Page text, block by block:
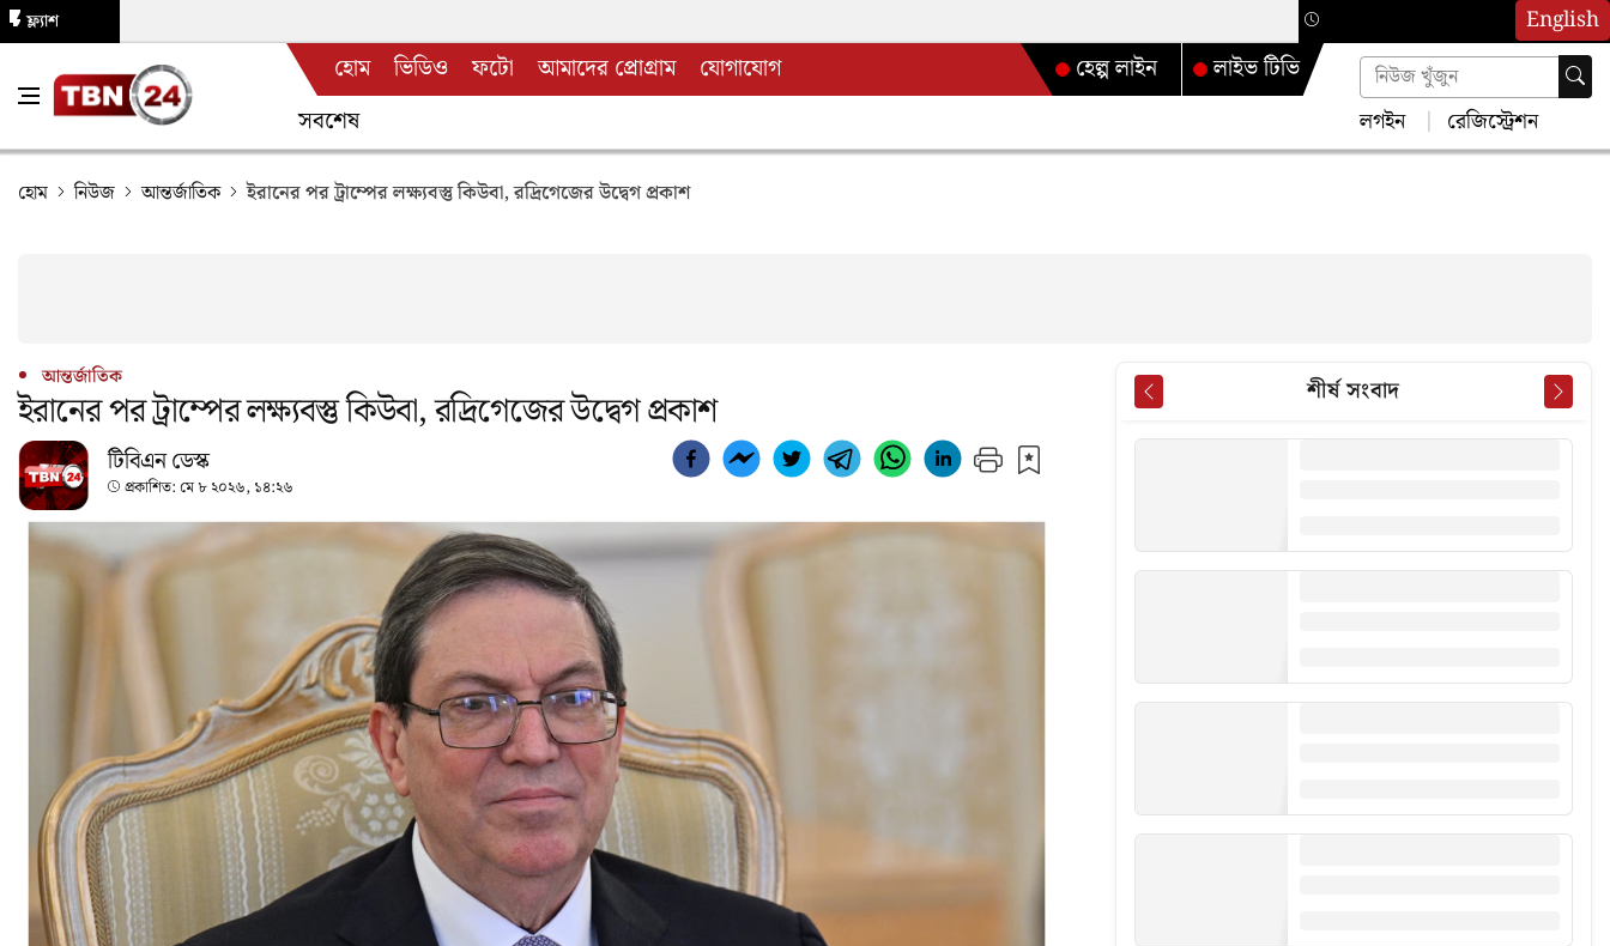
English
ফ্ল্যাশ
হোম ভিডিও ফটো আমাদের প্রোগ্রাম যোগাযোগ লাইভ টিভি
হেল্প লাইন
সবশেষ
লগইন রেজিস্ট্রেশন
হোম নিউজ আন্তর্জাতিক ইরানের পর ট্রাম্পের লক্ষ্যবস্তু কিউবা, রদ্রিগেজের উদ্বেগ প্রকাশ
আন্তর্জাতিক
ইরানের পর ট্রাম্পের লক্ষ্যবস্তু কিউবা, রদ্রিগেজের উদ্বেগ প্রকাশ
টিবিএন ডেস্ক
প্রকাশিত: মে ৮ ২০২৬, ১৪:২৬
শীর্ষ সংবাদ